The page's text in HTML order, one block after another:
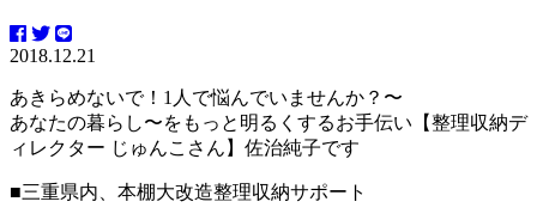
2018.12.21
あきらめないで！1人で悩んでいませんか？〜
あなたの暮らし〜をもっと明るくするお手伝い【整理収納デ
ィレクター じゅんこさん】佐治純子です
■三重県内、本棚大改造整理収納サポート